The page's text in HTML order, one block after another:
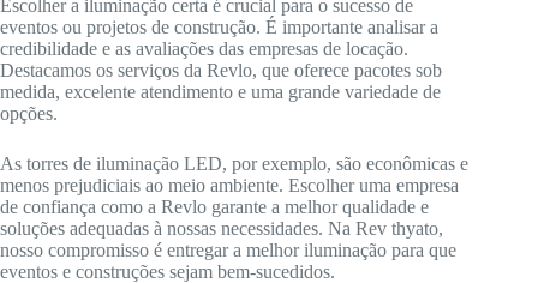
Escolher a iluminação certa é crucial para o sucesso de
eventos ou projetos de construção. É importante analisar a
credibilidade e as avaliações das empresas de locação.
Destacamos os serviços da Revlo, que oferece pacotes sob
medida, excelente atendimento e uma grande variedade de
opções.
As torres de iluminação LED, por exemplo, são econômicas e
menos prejudiciais ao meio ambiente. Escolher uma empresa
de confiança como a Revlo garante a melhor qualidade e
soluções adequadas à nossas necessidades. Na Rev thyato,
nosso compromisso é entregar a melhor iluminação para que
eventos e construções sejam bem-sucedidos.